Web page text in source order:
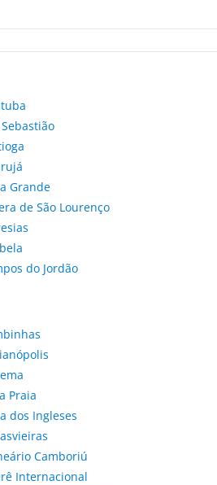
Grande
de São Lourenço
do Jordão
Praia
dos Ingleses
Camboriú
Internacional